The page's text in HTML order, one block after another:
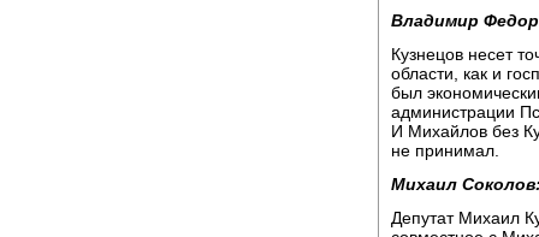
Владимир
Кузнецов несет
области, как и
был
администрации
И Михайлов без
не принимал.
Михаил
Депутат Михаил